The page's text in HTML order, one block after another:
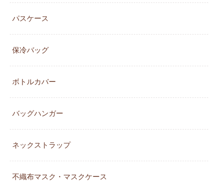
パスケース
保冷バッグ
ボトルカバー
バッグハンガー
ネックストラップ
不織布マスク・マスクケース